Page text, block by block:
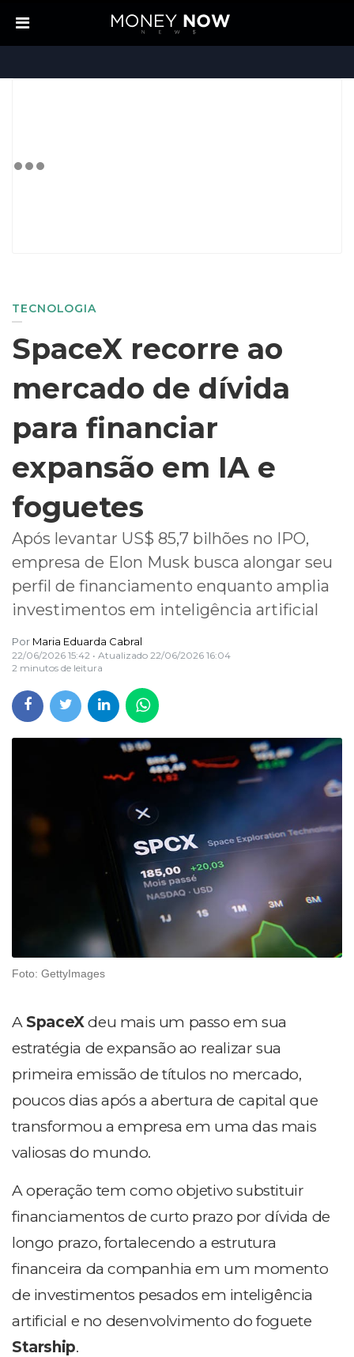
TECNOLOGIA
SpaceX recorre ao
mercado de dívida
para financiar
expansão em IA e
foguetes
Após levantar US$ 85,7 bilhões no IPO,
empresa de Elon Musk busca alongar seu
perfil de financiamento enquanto amplia
investimentos em inteligência artificial
Por Maria Eduarda Cabral
22/06/2026 15:42 • Atualizado 22/06/2026 16:04
2 minutos de leitura
Foto: GettyImages
A SpaceXdeu mais um passo em sua
estratégia de expansão ao realizar sua
primeira emissão de títulos no mercado,
poucos dias após a abertura de capital que
transformou a empresa em uma das mais
valiosas do mundo.
A operação tem como objetivo substituir
financiamentos de curto prazo por dívida de
longo prazo, fortalecendo a estrutura
financeira da companhia em um momento
de investimentos pesados em inteligência
artificial e no desenvolvimento do foguete
Starship.